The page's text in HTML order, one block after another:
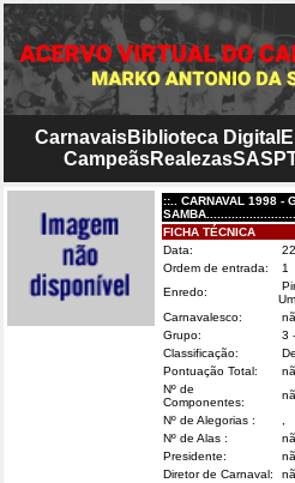
CarnavaisBiblioteca Digital
CampeãsRealezasSASP
::.. CARNAVAL 1998 -
FICHA TÉCNICA
Data:
Ordem de entrada:
1
Enredo:
Carnavalesco:
Grupo:
3
Classificação:
Pontuação Total:
Nº de
Componentes:
Nº de Alegorias :
Nº de Alas :
Presidente:
Diretor de Carnaval: